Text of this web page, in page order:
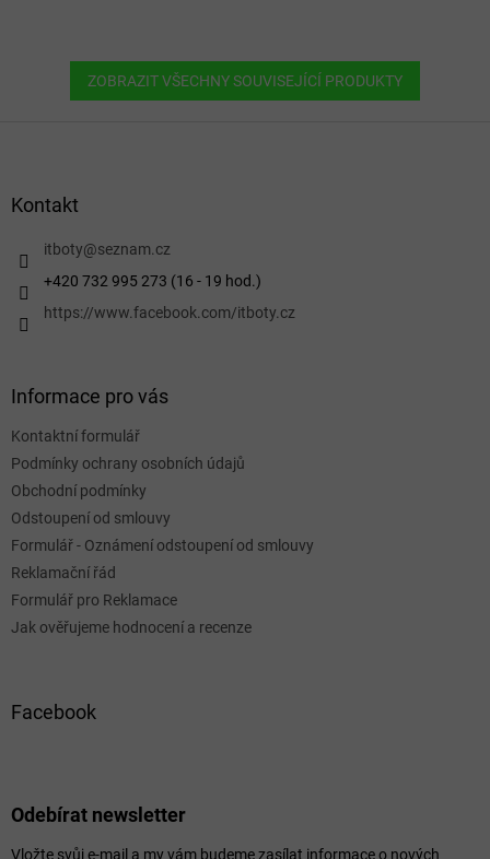
ZOBRAZIT VŠECHNY SOUVISEJÍCÍ PRODUKTY
Kontakt
itboty@seznam.cz
+420 732 995 273 (16 - 19 hod.)
https://www.facebook.com/itboty.cz
Informace pro vás
Kontaktní formulář
Podmínky ochrany osobních údajů
Obchodní podmínky
Odstoupení od smlouvy
Formulář - Oznámení odstoupení od smlouvy
Reklamační řád
Formulář pro Reklamace
Jak ověřujeme hodnocení a recenze
Facebook
Odebírat newsletter
Vložte svůj e-mail a my vám budeme zasílat informace o nových